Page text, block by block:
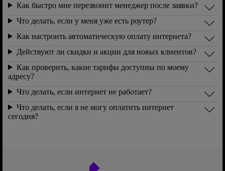
Как быстро мне перезвонит менеджер после заявки?
Что делать, если у меня уже есть роутер?
Как настроить автоматическую оплату интернета?
Действуют ли скидки и акции для новых клиентов?
Как проверить, какие тарифы доступны по моему
адресу?
Что делать, если интернет не работает?
Что делать, если я не могу оплатить интернет
сегодня?